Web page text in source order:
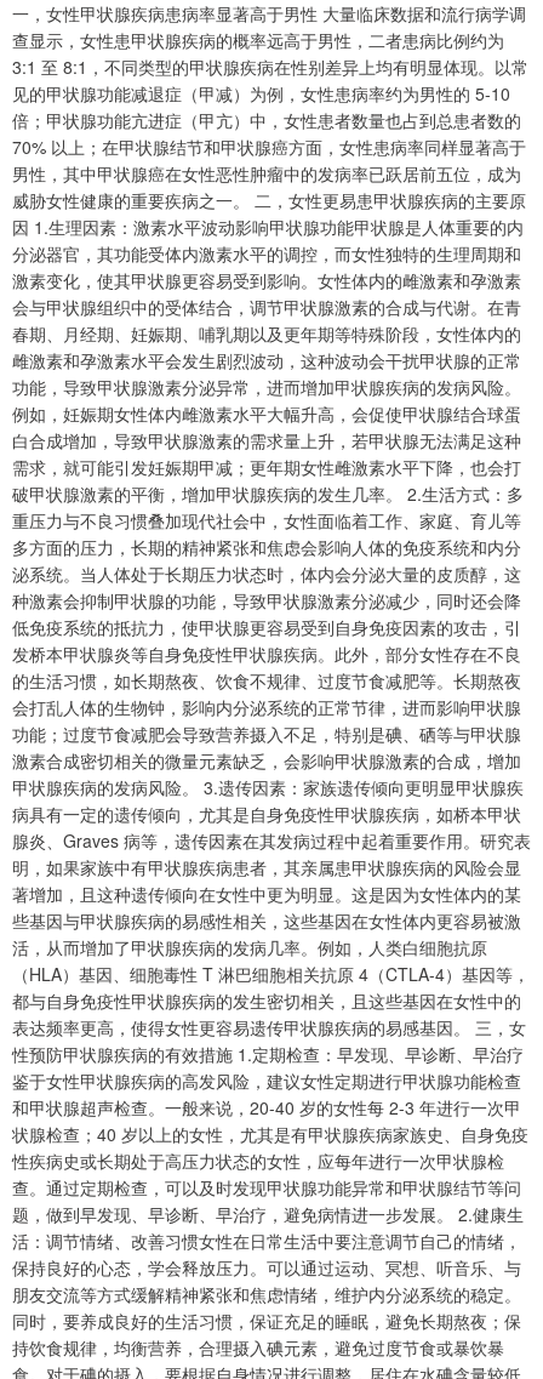
一，女性甲状腺疾病患病率显著高于男性 大量临床数据和流行病学调
查显示，女性患甲状腺疾病的概率远高于男性，二者患病比例约为
3:1 至 8:1，不同类型的甲状腺疾病在性别差异上均有明显体现。以常
见的甲状腺功能减退症（甲减）为例，女性患病率约为男性的 5-10
倍；甲状腺功能亢进症（甲亢）中，女性患者数量也占到总患者数的
70% 以上；在甲状腺结节和甲状腺癌方面，女性患病率同样显著高于
男性，其中甲状腺癌在女性恶性肿瘤中的发病率已跃居前五位，成为
威胁女性健康的重要疾病之一。 二，女性更易患甲状腺疾病的主要原
因 1.生理因素：激素水平波动影响甲状腺功能甲状腺是人体重要的内
分泌器官，其功能受体内激素水平的调控，而女性独特的生理周期和
激素变化，使其甲状腺更容易受到影响。女性体内的雌激素和孕激素
会与甲状腺组织中的受体结合，调节甲状腺激素的合成与代谢。在青
春期、月经期、妊娠期、哺乳期以及更年期等特殊阶段，女性体内的
雌激素和孕激素水平会发生剧烈波动，这种波动会干扰甲状腺的正常
功能，导致甲状腺激素分泌异常，进而增加甲状腺疾病的发病风险。
例如，妊娠期女性体内雌激素水平大幅升高，会促使甲状腺结合球蛋
白合成增加，导致甲状腺激素的需求量上升，若甲状腺无法满足这种
需求，就可能引发妊娠期甲减；更年期女性雌激素水平下降，也会打
破甲状腺激素的平衡，增加甲状腺疾病的发生几率。 2.生活方式：多
重压力与不良习惯叠加现代社会中，女性面临着工作、家庭、育儿等
多方面的压力，长期的精神紧张和焦虑会影响人体的免疫系统和内分
泌系统。当人体处于长期压力状态时，体内会分泌大量的皮质醇，这
种激素会抑制甲状腺的功能，导致甲状腺激素分泌减少，同时还会降
低免疫系统的抵抗力，使甲状腺更容易受到自身免疫因素的攻击，引
发桥本甲状腺炎等自身免疫性甲状腺疾病。此外，部分女性存在不良
的生活习惯，如长期熬夜、饮食不规律、过度节食减肥等。长期熬夜
会打乱人体的生物钟，影响内分泌系统的正常节律，进而影响甲状腺
功能；过度节食减肥会导致营养摄入不足，特别是碘、硒等与甲状腺
激素合成密切相关的微量元素缺乏，会影响甲状腺激素的合成，增加
甲状腺疾病的发病风险。 3.遗传因素：家族遗传倾向更明显甲状腺疾
病具有一定的遗传倾向，尤其是自身免疫性甲状腺疾病，如桥本甲状
腺炎、Graves 病等，遗传因素在其发病过程中起着重要作用。研究表
明，如果家族中有甲状腺疾病患者，其亲属患甲状腺疾病的风险会显
著增加，且这种遗传倾向在女性中更为明显。这是因为女性体内的某
些基因与甲状腺疾病的易感性相关，这些基因在女性体内更容易被激
活，从而增加了甲状腺疾病的发病几率。例如，人类白细胞抗原
（HLA）基因、细胞毒性 T 淋巴细胞相关抗原 4（CTLA-4）基因等，
都与自身免疫性甲状腺疾病的发生密切相关，且这些基因在女性中的
表达频率更高，使得女性更容易遗传甲状腺疾病的易感基因。 三，女
性预防甲状腺疾病的有效措施 1.定期检查：早发现、早诊断、早治疗
鉴于女性甲状腺疾病的高发风险，建议女性定期进行甲状腺功能检查
和甲状腺超声检查。一般来说，20-40 岁的女性每 2-3 年进行一次甲
状腺检查；40 岁以上的女性，尤其是有甲状腺疾病家族史、自身免疫
性疾病史或长期处于高压力状态的女性，应每年进行一次甲状腺检
查。通过定期检查，可以及时发现甲状腺功能异常和甲状腺结节等问
题，做到早发现、早诊断、早治疗，避免病情进一步发展。 2.健康生
活：调节情绪、改善习惯女性在日常生活中要注意调节自己的情绪，
保持良好的心态，学会释放压力。可以通过运动、冥想、听音乐、与
朋友交流等方式缓解精神紧张和焦虑情绪，维护内分泌系统的稳定。
同时，要养成良好的生活习惯，保证充足的睡眠，避免长期熬夜；保
持饮食规律，均衡营养，合理摄入碘元素，避免过度节食或暴饮暴